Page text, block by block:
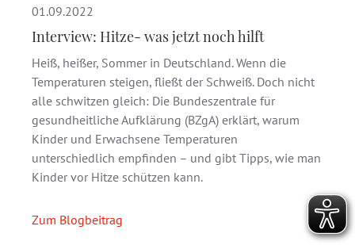
01.09.2022
Interview: Hitze- was jetzt noch hilft
Heiß, heißer, Sommer in Deutschland. Wenn die
Temperaturen steigen, fließt der Schweiß. Doch nicht
alle schwitzen gleich: Die Bundeszentrale für
gesundheitliche Aufklärung (BZgA) erklärt, warum
Kinder und Erwachsene Temperaturen
unterschiedlich empfinden – und gibt Tipps, wie man
Kinder vor Hitze schützen kann.
Zum Blogbeitrag